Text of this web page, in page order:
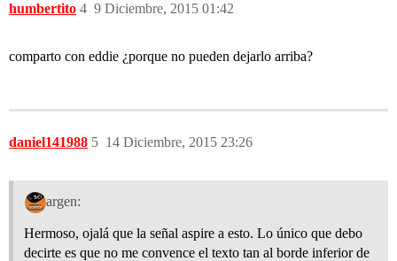
humbertito 9 Diciembre, 2015 01:42
4
comparto con eddie ¿porque no pueden dejarlo arriba?
daniel141988 14 Diciembre, 2015 23:26
5
argen:
Hermoso, ojalá que la señal aspire a esto. Lo único que debo
decirte es que no me convence el texto tan al borde inferior de